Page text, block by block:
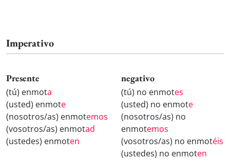
Imperativo
Presente
(tú) enmota
(usted) enmote
(nosotros/as) enmotemos
(vosotros/as) enmotad
(ustedes) enmoten
negativo
(tú) no enmotes
(usted) no enmote
(nosotros/as) no
enmotemos
(vosotros/as) no enmotéis
(ustedes) no enmoten